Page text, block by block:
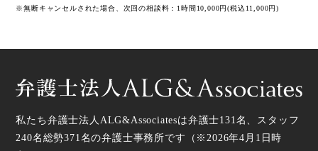
解雇予告通知 解雇事由
解雇回避努力 解雇禁止
※無断キャンセルされた場合、次回の相談料：1時間10,000円(税込11,000円)
私たち弁護士法人ALG&Associatesは弁護士131名、スタッフ
240名 総勢371名の弁護士事務所です（ ※2026年4月1日時